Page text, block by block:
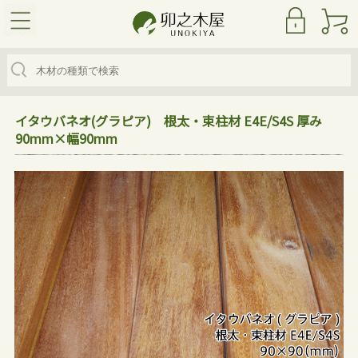
木材商品カテゴリ
ハードウッド
ウリン（ビリアン）
イペ
アマゾンジャラ
イタウバネオ（グラビア）
イタウバ
クマル（イペグランデ）
セランガンバツ
フローリング
ウッドデッキ用ビス
ソフトウッド
オーストラリア サイプレス
レッドシダー
人口再生木材
ルチアウッド
お知らせ
卯之木屋とは
イタウバネオ(グラピア) 根太・束柱材 E4E/S4S 厚み
90mm×幅90mm